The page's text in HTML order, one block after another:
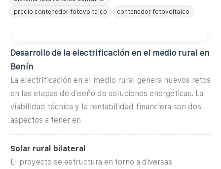
precio contenedor fotovoltaico
contenedor fotovoltaico
Desarrollo de la electrificación en el medio rural en
Benín
La electrificación en el medio rural genera nuevos retos
en las etapas de diseño de soluciones energéticas. La
viabilidad técnica y la rentabilidad financiera son dos
aspectos a tener en
Solar rural bilateral
El proyecto se estructura en torno a diversas